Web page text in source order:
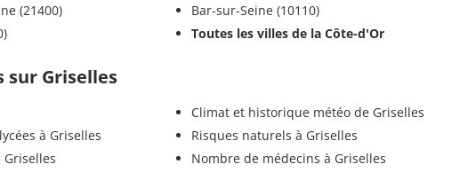
(21400)
Bar-sur-Seine (10110)
Toutes les villes de la Côte-d'Or
sur Griselles
à Griselles
Climat et historique météo de Griselles
Risques naturels à Griselles
Nombre de médecins à Griselles